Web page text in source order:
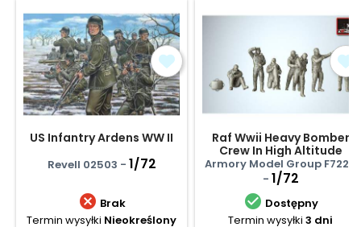
US Infantry Ardens WW II
Revell 02503 - 1/72
 Brak
Termin wysyłki Nieokreślony
Raf Wwii Heavy Bomber
Crew In High Altitude
Outfit, Full Set
Armory Model Group F7224
- 1/72
 Dostępny
Termin wysyłki 3 dni